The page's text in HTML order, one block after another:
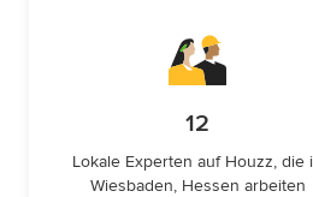
12
Lokale Experten auf Houzz, die
Wiesbaden, Hessen arbeiten